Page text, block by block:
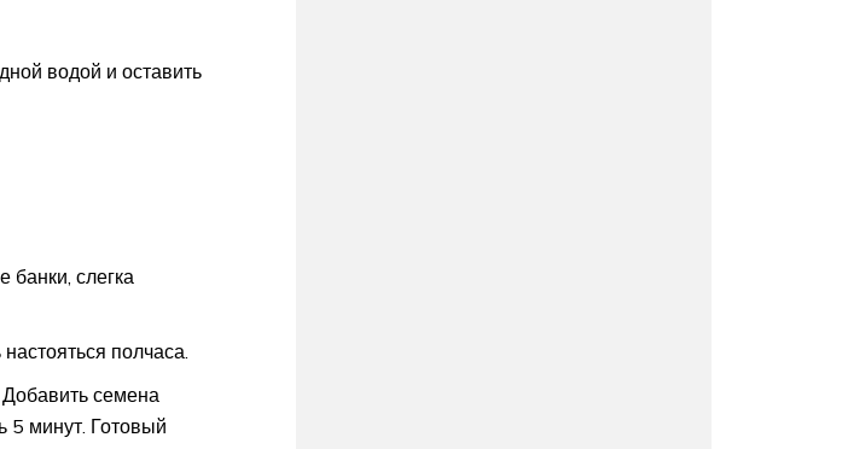
водой и оставить
слегка
полчаса.
семена
5 минут. Готовый